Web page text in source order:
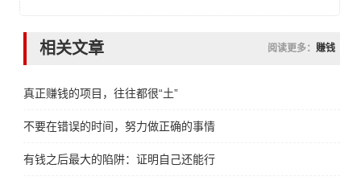
相关文章 阅读更多： 赚钱
真正赚钱的项目，往往都很“土”
不要在错误的时间，努力做正确的事情
有钱之后最大的陷阱：证明自己还能行